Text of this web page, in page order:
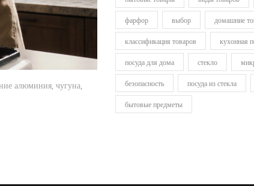
алюминия, чугуна,
фарфор выбор домашние
классификация товаров кухонная
посуда для дома стекло
безопасность посуда из стекла
бытовые предметы